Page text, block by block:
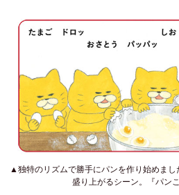
▲独特のリズムで勝手にパンを作り始めま
盛り上がるシーン。『パン